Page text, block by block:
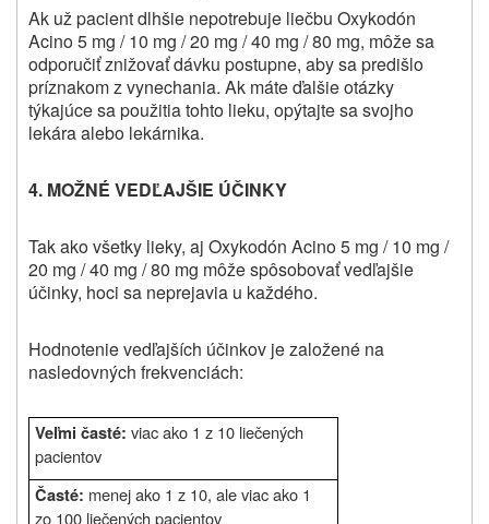
Ak už pacient dlhšie nepotrebuje liečbu Oxykodón
Acino 5 mg / 10 mg / 20 mg / 40 mg / 80 mg, môže sa
odporučiť znižovať dávku postupne, aby sa predišlo
príznakom z vynechania. Ak máte ďalšie otázky
týkajúce sa použitia tohto lieku, opýtajte sa svojho
lekára alebo lekárnika.
4. MOŽNÉ VEDĽAJŠIE ÚČINKY
Tak ako všetky lieky, aj Oxykodón Acino 5 mg / 10 mg /
20 mg / 40 mg / 80 mg môže spôsobovať vedľajšie
účinky, hoci sa neprejavia u každého.
Hodnotenie vedľajších účinkov je založené na
nasledovných frekvenciách:
Veľmi časté: viac ako 1 z 10 liečených
pacientov
Časté: menej ako 1 z 10, ale viac ako 1
zo 100 liečených pacientov